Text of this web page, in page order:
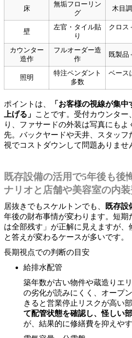
床
無垢フローリン
グ
木目
壁
左官・タイル貼
り
クロス
カウンター
造作
フルオーダー造
作
既製品
照明
特注ペンダント
多数
ベース
ポイントは、
「お客様の視線が集
上げる」 ことです。受付カウンタ
り、ファサードの外装は写真にも
先。バックヤードや天井、スタッ
視でコストダウンして問題ありませ
既存設備の活用で5年後も後
ナリオと店舗や美容室の内
居抜きでもスケルトンでも、 既存設
年後の財布事情が変わります。短期
は全部残す」が正解に見えますが、
と答えが変わるケースが多いです。
長期視点での判断の目安
給排水配管
築年数が古い物件や蔵造りエ
の劣化が読みにくく、オープ
きると営業停止リスクが高い部
て配管状態を確認し、怪しい
が、結果的に修繕費を抑えや